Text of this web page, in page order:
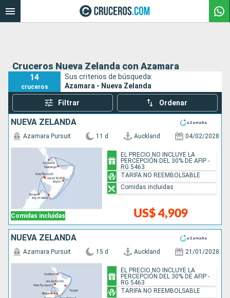
Cruceros Nueva Zelanda con Azamara
14
cruceros
Sus criterios de búsqueda:
Azamara - Nueva Zelanda
Filtrar Ordenar
NUEVA ZELANDA
Comidas incluidas
Azamara Pursuit 11 d Auckland 04/02/2028
US$ 4,909
EL PRECIO NO INCLUYE LA
PERCEPCIÓN DEL 30% DE AFIP -
RG 5463
TARIFA NO REEMBOLSABLE
Comidas incluidas
NUEVA ZELANDA
Azamara Pursuit 15 d Auckland 21/01/2028
EL PRECIO NO INCLUYE LA
PERCEPCIÓN DEL 30% DE AFIP -
RG 5463
TARIFA NO REEMBOLSABLE